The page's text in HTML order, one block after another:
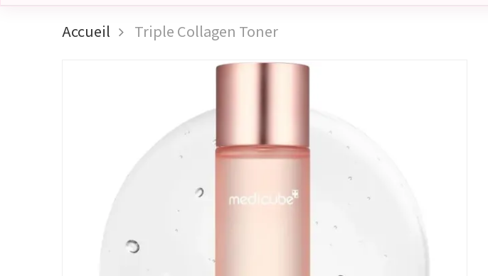
Accueil Triple Collagen Toner